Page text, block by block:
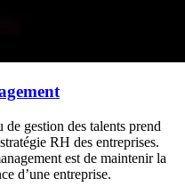
gestion des talents prend
RH des entreprises.
est de maintenir la
d’une entreprise.